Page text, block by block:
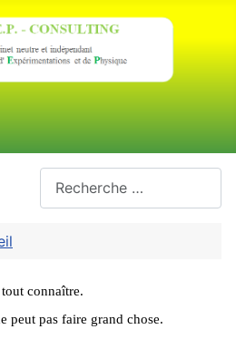
connaître.
peut pas faire grand chose.